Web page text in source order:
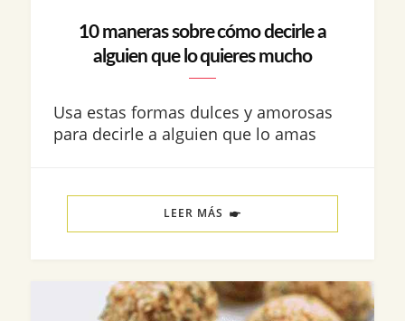
10 maneras sobre cómo decirle a
alguien que lo quieres mucho
Usa estas formas dulces y amorosas
para decirle a alguien que lo amas
LEER MÁS